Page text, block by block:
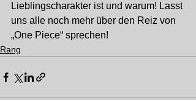
Lieblingscharakter ist und warum! Lasst
uns alle noch mehr über den Reiz von
„One Piece“ sprechen!
Rang